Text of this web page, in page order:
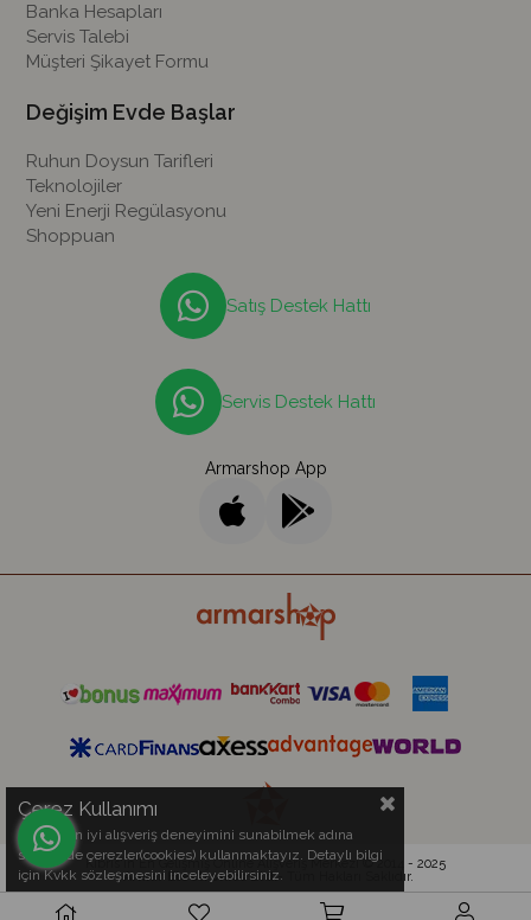
Banka Hesapları
Servis Talebi
Müşteri Şikayet Formu
Değişim Evde Başlar
Ruhun Doysun Tarifleri
Teknolojiler
Yeni Enerji Regülasyonu
Shoppuan
Satış Destek Hattı
Servis Destek Hattı
Armarshop App
Kıbrıs'ın En Gelişmiş Online Alışveriş Merkezi © 2014 - 2025
Armar Electronics Ltd.- Tüm Hakları Saklıdır.
Çerez Kullanımı
Sizlere en iyi alışveriş deneyimini sunabilmek adına
sitemizde çerezler(cookies) kullanmaktayız. Detaylı bilgi
için Kvkk sözleşmesini inceleyebilirsiniz.